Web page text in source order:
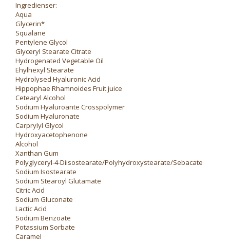
Ingredienser:
Aqua
Glycerin*
Squalane
Pentylene Glycol
Glyceryl Stearate Citrate
Hydrogenated Vegetable Oil
Ehylhexyl Stearate
Hydrolysed Hyaluronic Acid
Hippophae Rhamnoides Fruit juice
Cetearyl Alcohol
Sodium Hyaluroante Crosspolymer
Sodium Hyaluronate
Carprylyl Glycol
Hydroxyacetophenone
Alcohol
Xanthan Gum
Polyglyceryl-4-Diisostearate/Polyhydroxystearate/Sebacate
Sodium Isostearate
Sodium Stearoyl Glutamate
Citric Acid
Sodium Gluconate
Lactic Acid
Sodium Benzoate
Potassium Sorbate
Caramel